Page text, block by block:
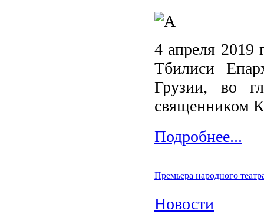
4 апреля 2019
Тбилиси
Грузии, во
священником
Подробнее...
Премьера народного
Новости